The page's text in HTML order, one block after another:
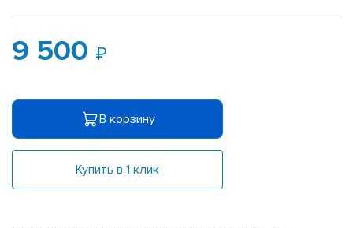
9 500
В корзину
Купить в 1 клик